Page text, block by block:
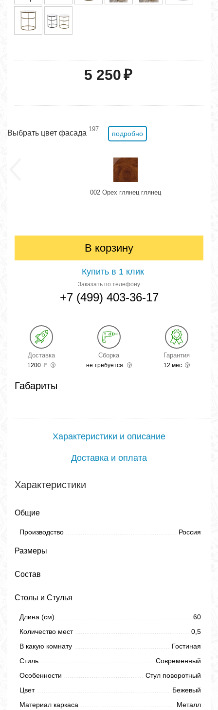
5 250₽
Выбрать цвет фасада 197
подробно
002 Орех глянец глянец
В корзину
Купить в 1 клик
Заказать по телефону
+7 (499) 403-36-17
Доставка
1200 ₽
Сборка
не требуется
Гарантия
12 мес.
Габариты
Характеристики и описание
Доставка и оплата
Характеристики
Общие
Производство Россия
Размеры
Состав
Столы и Стулья
Длина (см)
60
Количество мест
0,5
В какую комнату
Гостиная
Стиль
Современный
Особенности
Стул поворотный
Цвет
Бежевый
Материал каркаса
Металл